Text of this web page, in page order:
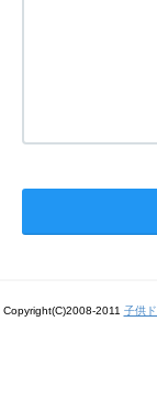
Copyright(C)2008-2011 子供